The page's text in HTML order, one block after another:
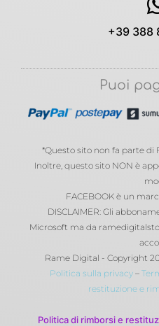
+39 388
Puoi
*Questo sito non fa parte di
Inoltre, questo sito NON è
FACEBOOK è un
DISCLAIMER: Gli
Microsoft ma da
Rame Digital - Copyright
Politica sulla privacy –
restituzione e
Politica di rimborsi e